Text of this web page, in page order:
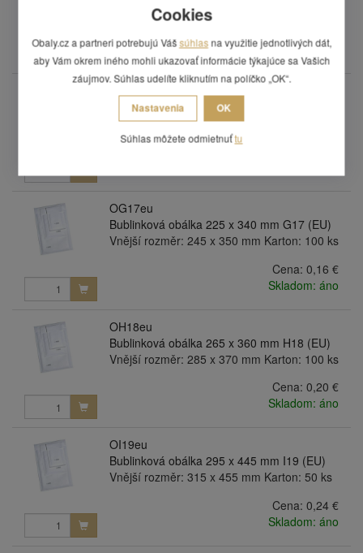
Vnější rozměr: 235 x 275 mm Karton: 100 ks
Skladom: áno
Bublinková obálka 215 x 340 mm F16 (EU)
Vnější rozměr: 235 x 350 mm Karton: 100 ks
OG17eu
Bublinková obálka 225 x 340 mm G17 (EU)
Vnější rozměr: 245 x 350 mm Karton: 100 ks
Cena: 0,16 €
Skladom: áno
OH18eu
Bublinková obálka 265 x 360 mm H18 (EU)
Vnější rozměr: 285 x 370 mm Karton: 100 ks
Cena: 0,20 €
Skladom: áno
OI19eu
Bublinková obálka 295 x 445 mm I19 (EU)
Vnější rozměr: 315 x 455 mm Karton: 50 ks
Cena: 0,24 €
Skladom: áno
Cookies
Obaly.cz a partneri potrebujú Vášsúhlas na využitie jednotlivých dát,
aby Vám okrem iného mohli ukazovať informácie týkajúce sa Vašich
záujmov. Súhlas udelíte kliknutím na políčko „OK“.
Nastavenia OK
Súhlas môžete odmietnuťtu